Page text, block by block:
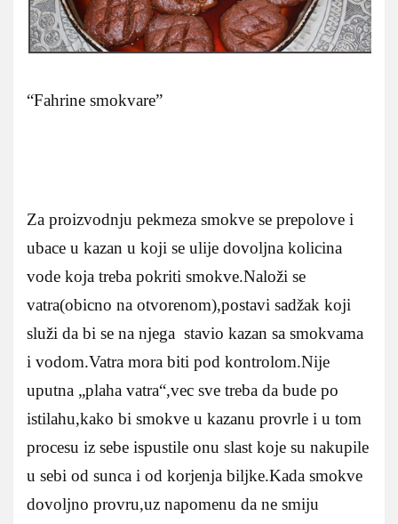
“Fahrine smokvare”
Za proizvodnju pekmeza smokve se prepolove i
ubace u kazan u koji se ulije dovoljna kolicina
vode koja treba pokriti smokve.Naloži se
vatra(obicno na otvorenom),postavi sadžak koji
služi da bi se na njega stavio kazan sa smokvama
i vodom.Vatra mora biti pod kontrolom.Nije
uputna „plaha vatra“,vec sve treba da bude po
istilahu,kako bi smokve u kazanu provrle i u tom
procesu iz sebe ispustile onu slast koje su nakupile
u sebi od sunca i od korjenja biljke.Kada smokve
dovoljno provru,uz napomenu da ne smiju